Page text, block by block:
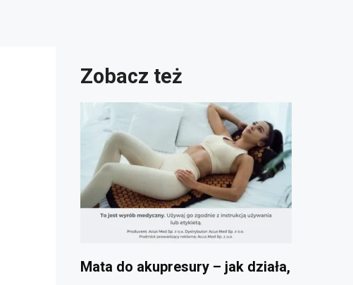
Zobacz też
Mata do akupresury – jak działa,